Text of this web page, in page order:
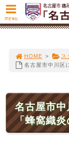
HOME > ス
名古屋市中川区
名古屋市
「蜂窩織
MENU